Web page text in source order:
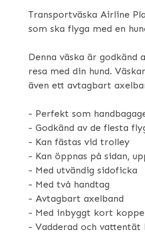
Transportväska Airline
som ska flyga med en
Denna väska är godkänd
resa med din hund.
även ett avtagbart
- Perfekt som
- Godkänd av de flesta
- Kan fästas vid trolley
- Kan öppnas på sidan,
- Med utvändig sidoficka
- Med två handtag
- Avtagbart axelband
- Med inbyggt kort
- Vadderad och